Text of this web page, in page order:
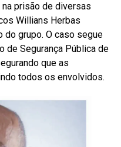
prisão de diversas
Willians Herbas
do grupo. O caso segue
de Segurança Pública de
que as
todos os envolvidos.